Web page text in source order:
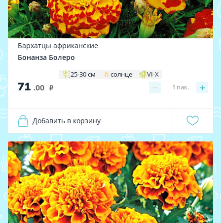
Бархатцы африканские
Бонанза Болеро
25-30 см солнце VI-X
71 .00 i − +
1 пак.
Добавить в корзину